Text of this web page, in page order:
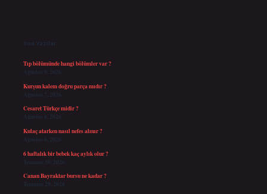
Son Yazılar
Tıp bölümünde hangi bölümler var ?
Ağustos 9, 2026
Kurşun kalem doğru parça mıdır ?
Ağustos 7, 2026
Cesaret Türkçe midir ?
Ağustos 6, 2026
Kulaç atarken nasıl nefes alınır ?
Ağustos 6, 2026
6 haftalık bir bebek kaç aylık olur ?
Temmuz 30, 2026
Canan Bayraktar bursu ne kadar ?
Temmuz 29, 2026